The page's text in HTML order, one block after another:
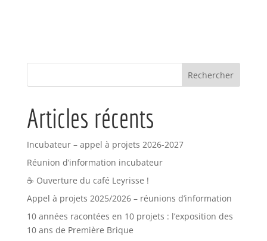
Articles récents
Incubateur – appel à projets 2026-2027
Réunion d’information incubateur
☕ Ouverture du café Leyrisse !
Appel à projets 2025/2026 – réunions d’information
10 années racontées en 10 projets : l’exposition des
10 ans de Première Brique